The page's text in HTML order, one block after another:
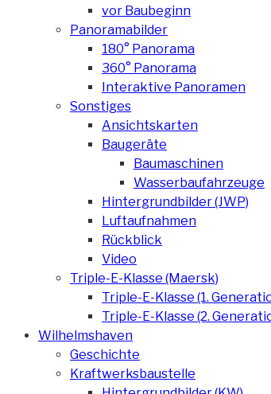
vor Baubeginn
Panoramabilder
180° Panorama
360° Panorama
Interaktive Panoramen
Sonstiges
Ansichtskarten
Baugeräte
Baumaschinen
Wasserbaufahrzeuge
Hintergrundbilder (JWP)
Luftaufnahmen
Rückblick
Video
Triple-E-Klasse (Maersk)
Triple-E-Klasse (1.
Triple-E-Klasse (2.
Wilhelmshaven
Geschichte
Kraftwerksbaustelle